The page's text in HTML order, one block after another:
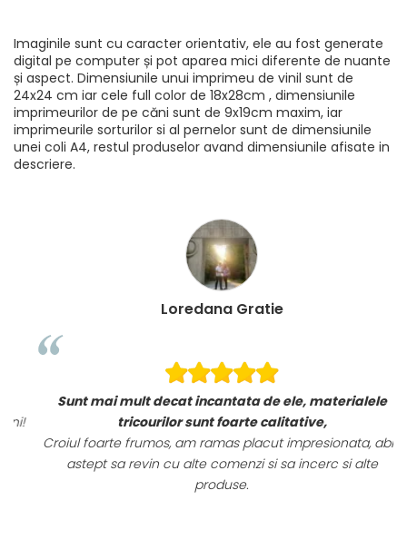
Imaginile sunt cu caracter orientativ, ele au fost generate
digital pe computer și pot aparea mici diferente de nuante
și aspect. Dimensiunile unui imprimeu de vinil sunt de
24x24 cm iar cele full color de 18x28cm , dimensiunile
imprimeurilor de pe căni sunt de 9x19cm maxim, iar
imprimeurile sorturilor si al pernelor sunt de dimensiunile
unei coli A4, restul produselor avand dimensiunile afisate in
descriere.
Loredana Gratie
Sunt mai mult decat incantata de ele, materialele
tricourilor sunt foarte calitative,
Croiul foarte frumos, am ramas placut impresionata, abia
astept sa revin cu alte comenzi si sa incerc si alte
produse.